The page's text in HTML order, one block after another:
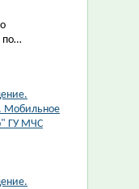
по…
Мобильное
ГУ МЧС